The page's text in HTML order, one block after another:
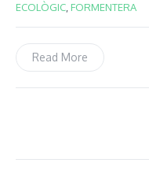
ECOLÒGIC,FORMENTERA
Read More